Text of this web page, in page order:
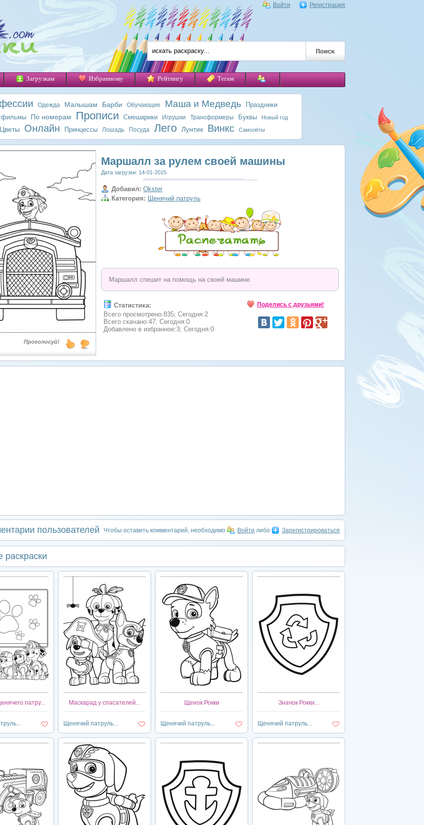
Войти Регистрация
Загрузкам Избранному Рейтингу Тегам
Одежда Малышам Барби Обучающие Маша и Медведь Праздники
По номерам Прописи Смешарики Игрушки Трансформеры Буквы Новый год
Цветы Онлайн Принцессы Лошадь Посуда Лего Лунтик Винкс Самолёты
Проголосуй!
Маршалл за рулем своей машины
Дата загрузки: 14-01-2015
Добавил: Okster
Категория: Щенячий патруль
Маршалл спешит на помощь на своей машине.
Статистика:
Всего просмотрено:835; Сегодня:2
Всего скачано:47; Сегодня:0
Добавлено в избранное:3; Сегодня:0
Поделись с друзьями!
пользователей Чтобы оставить комментарий, необходимо Войти либо Зарегистрироваться
раскраски
патру... Маскарад у спасателей...
Щенячий патруль...
Щенок Рокки
Щенячий патруль...
Значок Рокки...
Щенячий патруль...